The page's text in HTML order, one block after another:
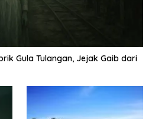
Gula Tulangan, Jejak Gaib dari